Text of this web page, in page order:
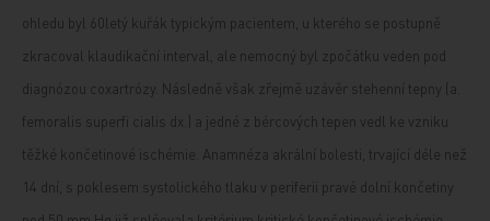
ohledu byl 60letý kuřák typickým pacientem, u kterého se postupně
zkracoval klaudikační interval, ale nemocný byl zpočátku veden pod
diagnózou coxartrózy. Následně však zřejmě uzávěr stehenní tepny (a.
femoralis superfi cialis dx.) a jedné z bércových tepen vedl ke vzniku
těžké končetinové ischémie. Anamnéza akrální bolesti, trvající déle než
14 dní, s poklesem systolického tlaku v periferii pravé dolní končetiny